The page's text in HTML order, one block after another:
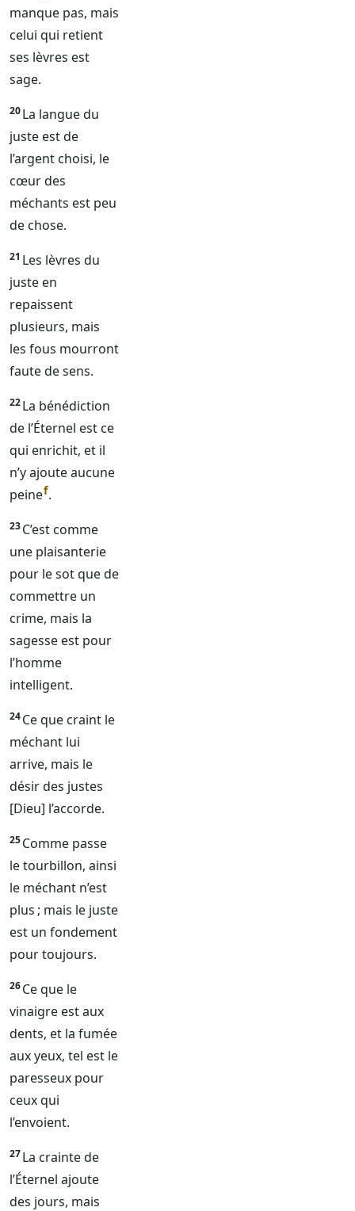
manque pas, mais
celui qui retient
ses lèvres est
sage.
20La langue du
juste est de
l’argent choisi, le
cœur des
méchants est peu
de chose.
21 Les lèvres du
juste en
repaissent
plusieurs, mais
les fous mourront
faute de sens.
22La bénédiction
de l’Éternel est ce
qui enrichit, et il
n’y ajoute aucune
peinef.
23C’est comme
une plaisanterie
pour le sot que de
commettre un
crime, mais la
sagesse est pour
l’homme
intelligent.
24Ce que craint le
méchant lui
arrive, mais le
désir des justes
[Dieu] l’accorde.
25Comme passe
le tourbillon, ainsi
le méchant n’est
plus ; mais le juste
est un fondement
pour toujours.
26Ce que le
vinaigre est aux
dents, et la fumée
aux yeux, tel est le
paresseux pour
ceux qui
l’envoient.
27La crainte de
l’Éternel ajoute
des jours, mais